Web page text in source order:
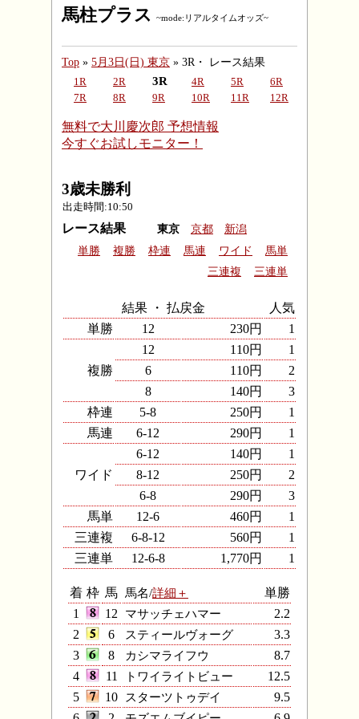
馬柱プラス ~mode:リアルタイムオッズ~
Top » 5月3日(日) 東京 » 3R・ レース結果
1R 2R 3R 4R 5R
6R
7R
8R 9R 10R 11R 12R
無料で大川慶次郎 予想情報
今すぐお試しモニター！
3歳未勝利
出走時間:10:50
レース結果 東京 京都
新潟
単勝
複勝 枠連 馬連 ワイド
馬単
三連複
三連単
結果 ・ 払戻金
人気
単勝
12 230円 1
複勝
12 110円
1
6
110円
2
8
140円
3
枠連
5-8 250円
1
馬連
6-12 290円 1
ワイド
6-12 140円
1
8-12
250円
2
6-8
290円
3
馬単
12-6 460円
1
三連複
6-8-12 560円
1
三連単
12-6-8 1,770円 1
着 枠 馬 馬名/詳細＋
単勝
1
12 マサッチェハマー
2.2
2
6 スティールヴォーグ
3.3
3
8 カシマライフウ
8.7
4
11 トワイライトビュー
12.5
5
10 スターツトゥデイ
9.5